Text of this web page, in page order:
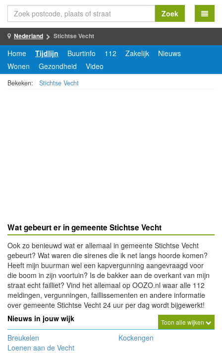
Zoek
Nederland Stichtse Vecht
Home Tijdlijn Buurtinfo 112 Zakelijk
Nieuws
Wonen
Gezondheid Video
Bekeken: Stichtse Vecht
Wat gebeurt er in gemeente Stichtse Vecht
Ook zo benieuwd wat er allemaal in gemeente Stichtse Vecht
gebeurt? Wat waren die sirenes die ik net langs hoorde komen?
Heeft mijn buurman wel een kapvergunning aangevraagd voor
die boom in zijn voortuin? Is de bakker aan de overkant van mijn
straat echt failliet? Vind het allemaal op OOZO.nl waar alle 112
meldingen, vergunningen, faillissementen en andere informatie
over gemeente Stichtse Vecht 24 uur per dag wordt bijgewerkt!
Nieuws in jouw wijk
Toon alle wijken
Breukelen
Kockengen
Loenen aan de Vecht